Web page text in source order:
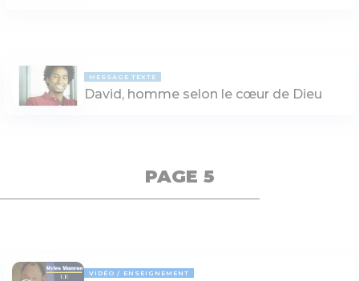
MESSAGE TEXTE
David, homme selon le cœur de Dieu
PAGE 5
VIDÉO ENSEIGNEMENT